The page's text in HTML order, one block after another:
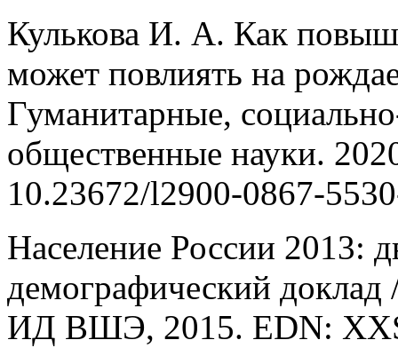
Кулькова И. А. Как
может повлиять на
Гуманитарные,
общественные науки.
10.23672/l2900-0867-
Население России 2013:
демографический
ИД ВШЭ, 2015. EDN: